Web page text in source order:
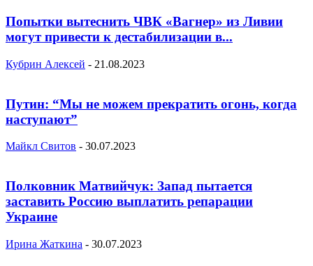
Попытки вытеснить ЧВК «Вагнер» из Ливии
могут привести к дестабилизации в...
Кубрин Алексей - 21.08.2023
Путин: “Мы не можем прекратить огонь, когда
наступают”
Майкл Свитов - 30.07.2023
Полковник Матвийчук: Запад пытается
заставить Россию выплатить репарации
Украине
Ирина Жаткина - 30.07.2023